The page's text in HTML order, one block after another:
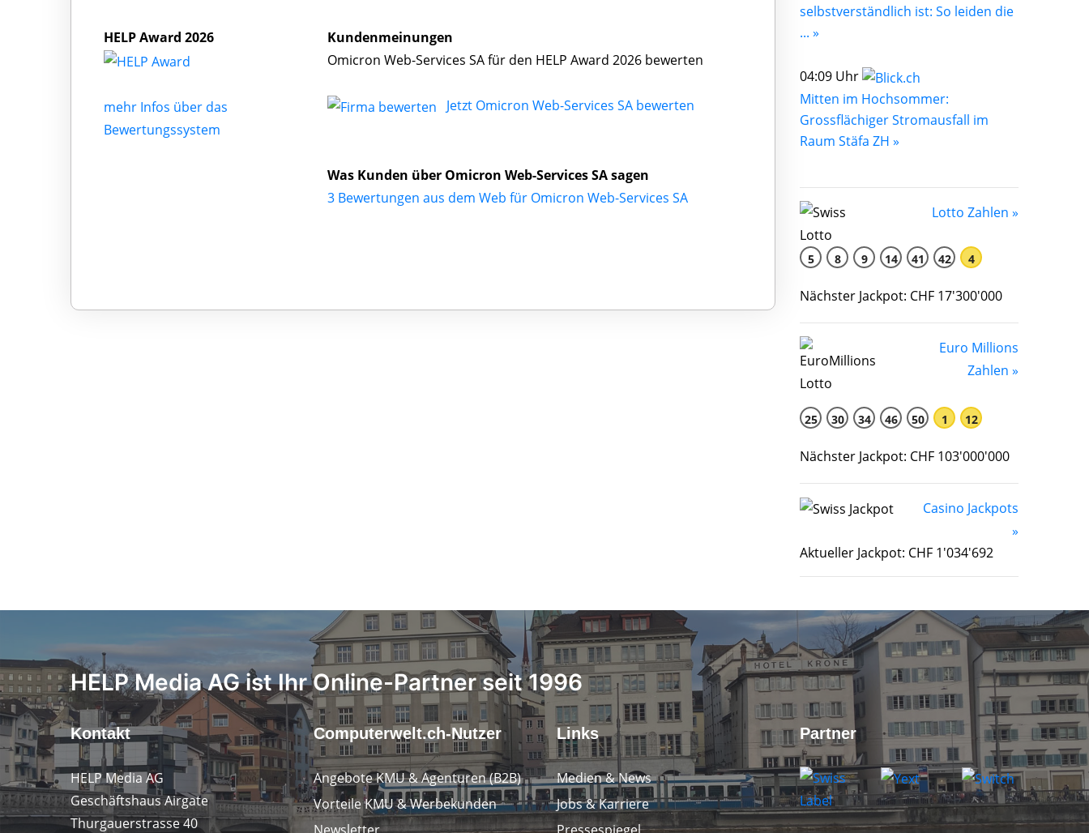
HELP Award 2026
mehr Infos über das
Bewertungssystem
Kundenmeinungen
Omicron Web-Services SA für den HELP Award 2026 bewerten
Jetzt Omicron Web-Services SA bewerten
Was Kunden über Omicron Web-Services SA sagen
3 Bewertungen aus dem Web für Omicron Web-Services SA
selbstverständlich ist: So leiden die
... »
04:09 Uhr
Mitten im Hochsommer:
Grossflächiger Stromausfall im
Raum Stäfa ZH »
Lotto Zahlen »
5 8 9 14 41 42 4
Nächster Jackpot: CHF 17'300'000
Euro Millions
Zahlen »
25 30 34 46 50 1 12
Nächster Jackpot: CHF 103'000'000
Casino Jackpots
»
Aktueller Jackpot: CHF 1'034'692
HELP Media AG ist Ihr Online-Partner seit 1996
Kontakt
HELP Media AG
Geschäftshaus Airgate
Thurgauerstrasse 40
Computerwelt.ch-Nutzer
Angebote KMU & Agenturen (B2B)
Vorteile KMU & Werbekunden
Newsletter
Links
Medien & News
Jobs & Karriere
Pressespiegel
Partner